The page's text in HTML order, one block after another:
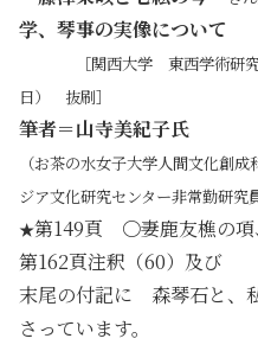
学、琴事の実像について
［関西大学 東西学術研
日） 抜刷］
筆者＝山寺美紀子氏
（お茶の水女子大学人間文化創
ジア文化研究センター非常勤研究
★第149頁 〇妻鹿友樵の項
第162頁注釈（60）及び
末尾の付記に 森琴石と、
さっています。